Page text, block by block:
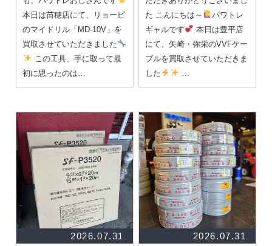
本日は苗穂店にて、リョービ
のマイドリル「MD-10V」を
買取させていただきました
この工具、手に取って最
初に思ったのは…
た こんにちは～
パワトレ
ギャルです
本日は豊平店
にて、矢崎・弥栄のVVFケー
ブルを買取させていただきま
した
2026.07.31 2026.07.31